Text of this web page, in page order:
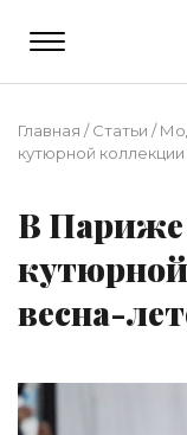
Главная /Статьи /
кутюрной
В Париже
весна-